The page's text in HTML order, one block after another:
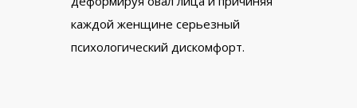
каждой женщине серьезный
психологический дискомфорт.